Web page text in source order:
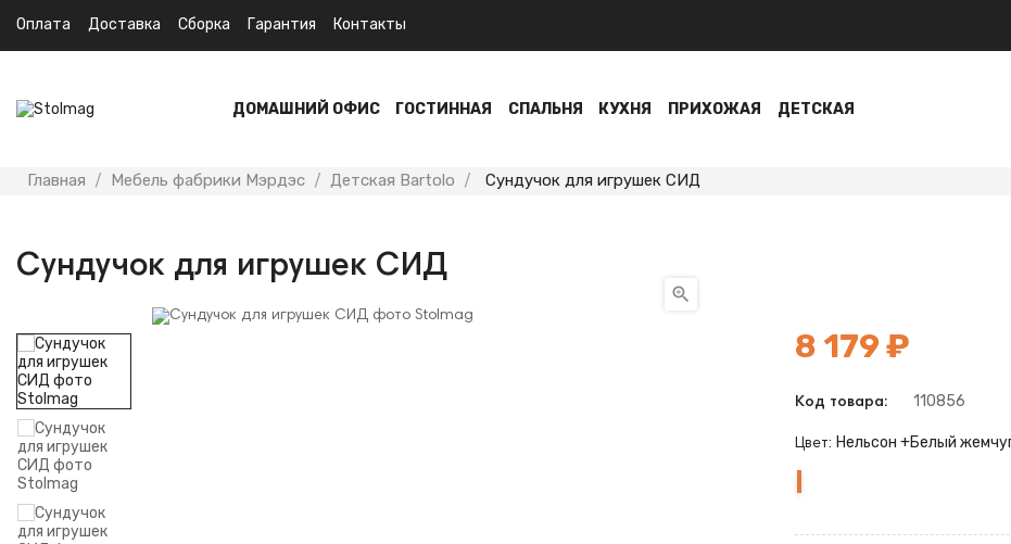
Оплата Доставка Сборка Гарантия Контакты
ДОМАШНИЙ ОФИС ГОСТИННАЯ СПАЛЬНЯ КУХНЯ ПРИХОЖАЯ ДЕТСКАЯ
Главная Мебель фабрики Мэрдэс Детская Bartolo Сундучок для игрушек СИД
Сундучок для игрушек СИД

8 179 ₽
Код товара: 110856
Цвет: Нельсон +Белый
+Белый